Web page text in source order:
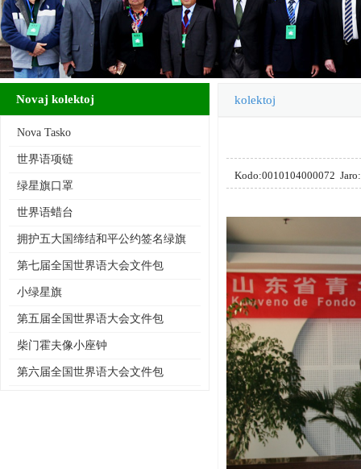
Novaj kolektoj
Nova Tasko
世界语项链
绿星旗口罩
世界语蜡台
拥护五大国缔结和平公约签名绿旗
第七届全国世界语大会文件包
小绿星旗
第五届全国世界语大会文件包
柴门霍夫像小座钟
第六届全国世界语大会文件包
kolektoj
Kodo:0010104000072